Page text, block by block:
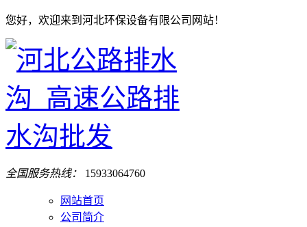
您好，欢迎来到河北环保设备有限公司网站！
全国服务热线： 15933064760
网站首页
公司简介